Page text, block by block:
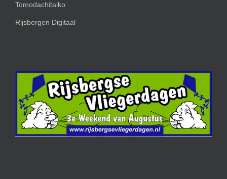
Tomodachitaiko
Rijsbergen Digitaal